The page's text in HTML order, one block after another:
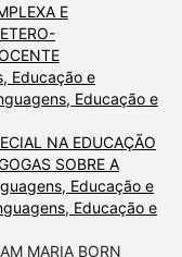
E
Educação e
Educação e
NA EDUCAÇÃO
SOBRE A
Educação e
Educação e
MARIA BORN